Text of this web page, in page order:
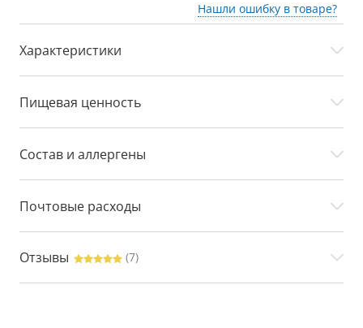
Нашли ошибку в товаре?
Характеристики
Пищевая ценность
Состав и аллергены
Почтовые расходы
Отзывы (7)